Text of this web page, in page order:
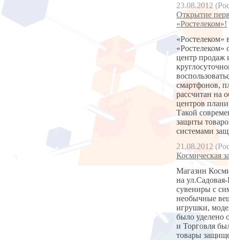
23.08.2012
Открытие
«Ростелеком»!
центр продаж
смартфонов,
рассчитан на
центров
Такой
защиты
системами
21.08.2012
Космическая
Магазин
на
сувениры с
необычные
игрушки,
было уделено
и Торговля
товары